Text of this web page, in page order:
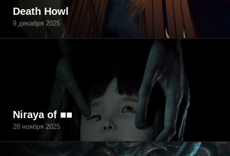
Death Howl
9 декабря 2025
Niraya of ■■
28 ноября 2025